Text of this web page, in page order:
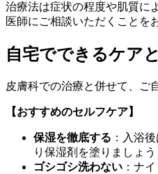
治療法は症状の程度や肌質に
医師にご相談いただくことを
自宅でできるケア
皮膚科での治療と併せて、ご
【おすすめのセルフケア】
保湿を徹底する ：入浴
り保湿剤を塗りましょう
ゴシゴシ洗わない ：ナ